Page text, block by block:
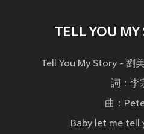
TELL YOU MY
Tell You My Story - 劉
詞：李
曲：
Baby let me tell